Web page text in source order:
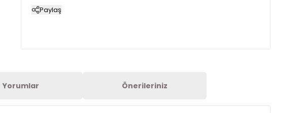
Paylaş
Yorumlar Önerileriniz